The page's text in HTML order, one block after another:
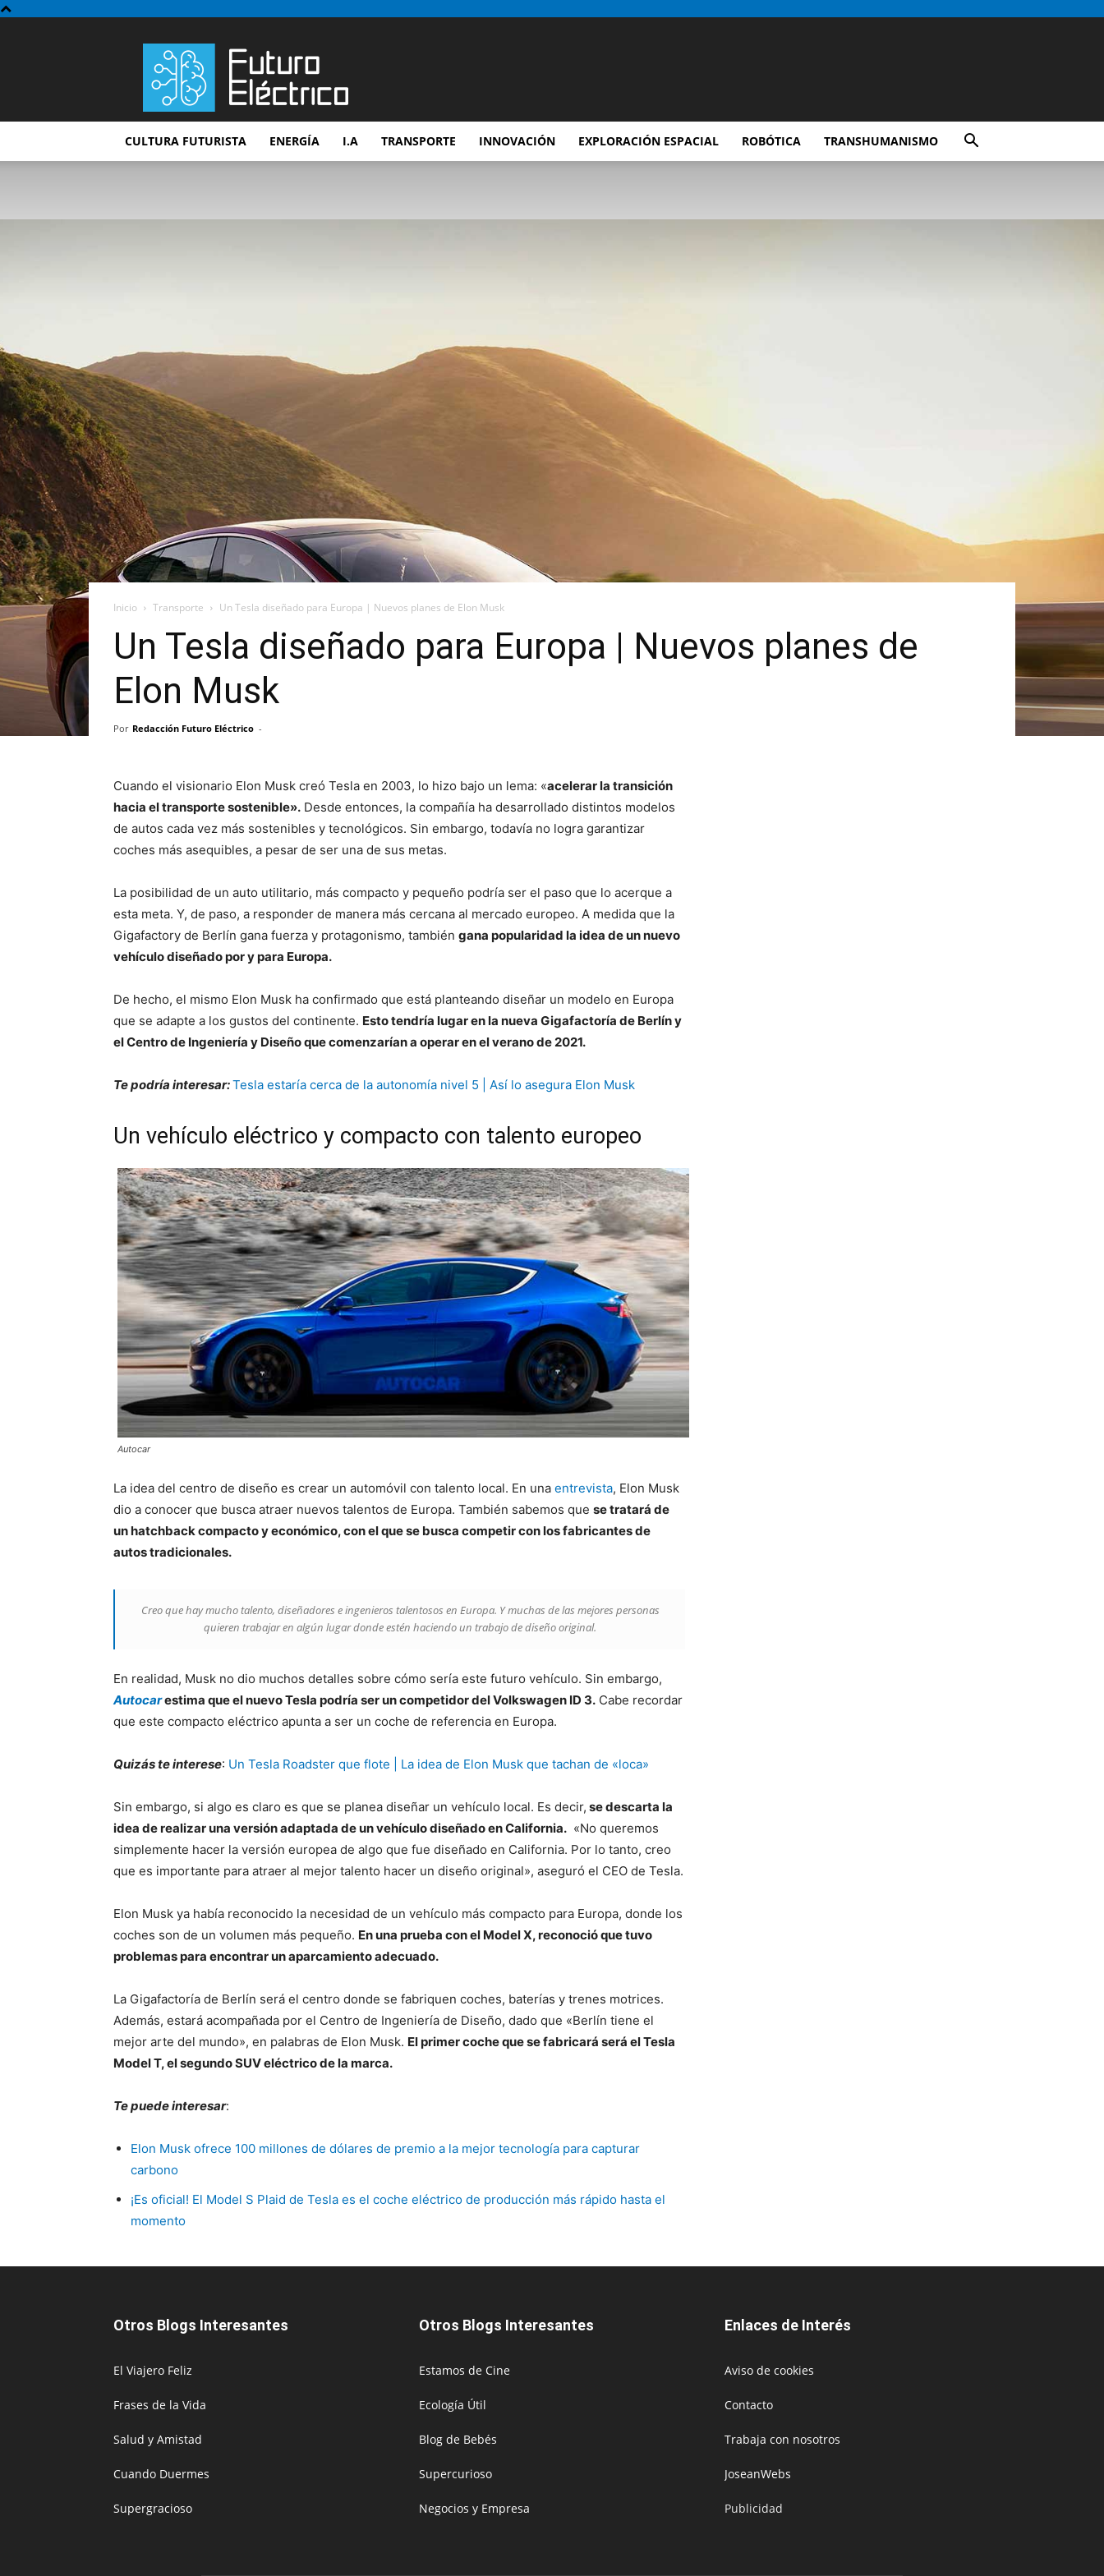
Futuro
Electrico
CULTURA FUTURISTA ENERGÍA I.A TRANSPORTE INNOVACIÓN EXPLORACIÓN ESPACIAL ROBÓTICA TRANSHUMANISMO
Inicio Transporte Un Tesla diseñado para Europa | Nuevos planes de Elon Musk
Un Tesla diseñado para Europa | Nuevos planes de
Elon Musk
Por Redacción Futuro Eléctrico -
Cuando el visionario Elon Musk creó Tesla en 2003, lo hizo bajo un lema: «acelerar la transición
hacia el transporte sostenible». Desde entonces, la compañía ha desarrollado distintos modelos
de autos cada vez más sostenibles y tecnológicos. Sin embargo, todavía no logra garantizar
coches más asequibles, a pesar de ser una de sus metas.
La posibilidad de un auto utilitario, más compacto y pequeño podría ser el paso que lo acerque a
esta meta. Y, de paso, a responder de manera más cercana al mercado europeo. A medida que la
Gigafactory de Berlín gana fuerza y protagonismo, también gana popularidad la idea de un nuevo
vehículo diseñado por y para Europa.
De hecho, el mismo Elon Musk ha confirmado que está planteando diseñar un modelo en Europa
que se adapte a los gustos del continente. Esto tendría lugar en la nueva Gigafactoría de Berlín y
el Centro de Ingeniería y Diseño que comenzarían a operar en el verano de 2021.
Te podría interesar:Tesla estaría cerca de la autonomía nivel 5 | Así lo asegura Elon Musk
Un vehículo eléctrico y compacto con talento europeo
Autocar
La idea del centro de diseño es crear un automóvil con talento local. En una entrevista, Elon Musk
dio a conocer que busca atraer nuevos talentos de Europa. También sabemos que se tratará de
un hatchback compacto y económico, con el que se busca competir con los fabricantes de
autos tradicionales.
Creo que hay mucho talento, diseñadores e ingenieros talentosos en Europa. Y muchas de las mejores personas
quieren trabajar en algún lugar donde estén haciendo un trabajo de diseño original.
En realidad, Musk no dio muchos detalles sobre cómo sería este futuro vehículo. Sin embargo,
Autocarestima que el nuevo Tesla podría ser un competidor del Volkswagen ID 3. Cabe recordar
que este compacto eléctrico apunta a ser un coche de referencia en Europa.
Quizás te interese: Un Tesla Roadster que flote | La idea de Elon Musk que tachan de «loca»
Sin embargo, si algo es claro es que se planea diseñar un vehículo local. Es decir, se descarta la
idea de realizar una versión adaptada de un vehículo diseñado en California. «No queremos
simplemente hacer la versión europea de algo que fue diseñado en California. Por lo tanto, creo
que es importante para atraer al mejor talento hacer un diseño original», aseguró el CEO de Tesla.
Elon Musk ya había reconocido la necesidad de un vehículo más compacto para Europa, donde los
coches son de un volumen más pequeño. En una prueba con el Model X, reconoció que tuvo
problemas para encontrar un aparcamiento adecuado.
La Gigafactoría de Berlín será el centro donde se fabriquen coches, baterías y trenes motrices.
Además, estará acompañada por el Centro de Ingeniería de Diseño, dado que «Berlín tiene el
mejor arte del mundo», en palabras de Elon Musk. El primer coche que se fabricará será el Tesla
Model T, el segundo SUV eléctrico de la marca.
Te puede interesar:
Elon Musk ofrece 100 millones de dólares de premio a la mejor tecnología para capturar
carbono
¡Es oficial! El Model S Plaid de Tesla es el coche eléctrico de producción más rápido hasta el
momento
Otros Blogs Interesantes
El Viajero Feliz
Frases de la Vida
Salud y Amistad
Cuando Duermes
Supergracioso
Otros Blogs Interesantes
Estamos de Cine
Ecología Útil
Blog de Bebés
Supercurioso
Negocios y Empresa
Enlaces de Interés
Aviso de cookies
Contacto
Trabaja con nosotros
JoseanWebs
Publicidad